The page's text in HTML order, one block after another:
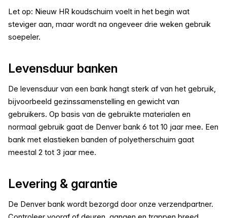
Let op: Nieuw HR koudschuim voelt in het begin wat
steviger aan, maar wordt na ongeveer drie weken gebruik
soepeler.
Levensduur banken
De levensduur van een bank hangt sterk af van het gebruik,
bijvoorbeeld gezinssamenstelling en gewicht van
gebruikers. Op basis van de gebruikte materialen en
normaal gebruik gaat de Denver bank 6 tot 10 jaar mee. Een
bank met elastieken banden of polyetherschuim gaat
meestal 2 tot 3 jaar mee.
Levering & garantie
De Denver bank wordt bezorgd door onze verzendpartner.